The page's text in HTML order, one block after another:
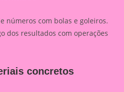
números com bolas e goleiros.
dos resultados com operações
concretos